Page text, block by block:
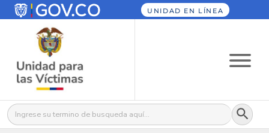
UNIDAD EN LÍNEA
Buscar: Botón